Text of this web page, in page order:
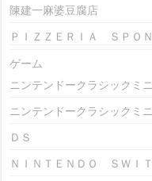
陳建一麻婆豆腐店
ＰＩＺＺＥＲＩＡ ＳＰＯ
ゲーム
ニンテンドークラシックミニ
ニンテンドークラシック
ＤＳ
ＮＩＮＴＥＮＤＯ ＳＷＩ